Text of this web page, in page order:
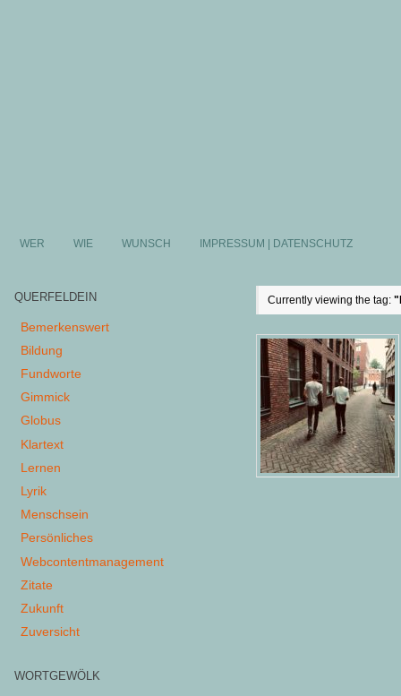
WER WIE WUNSCH IMPRESSUM | DATENSCHUTZ
Currently viewing the tag:
QUERFELDEIN
Bemerkenswert
Bildung
Fundworte
Gimmick
Globus
Klartext
Lernen
Lyrik
Menschsein
Persönliches
Webcontentmanagement
Zitate
Zukunft
Zuversicht
WORTGEWÖLK